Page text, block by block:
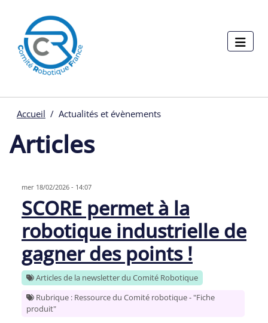
Menu pages
Accueil Actualités et évènements
Articles
mer 18/02/2026 - 14:07
SCORE permet à la
robotique industrielle de
gagner des points !
Articles de la newsletter du Comité Robotique
Rubrique : Ressource du Comité robotique - "Fiche
produit"